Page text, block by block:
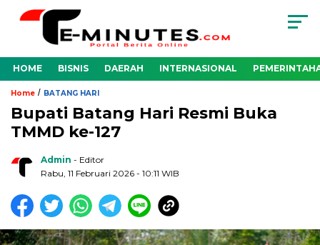
HOME BISNIS DAERAH INTERNASIONAL
Home / BATANG HARI
Bupati Batang Hari Resmi Buka
TMMD ke-127
Admin - Editor
Rabu, 11 Februari 2026 - 10:11 WIB